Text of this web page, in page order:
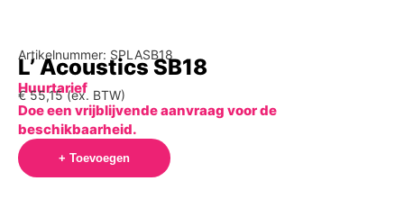
Artikelnummer: SPLASB18
L’ Acoustics SB18
Huurtarief
€55,15(ex. BTW)
Doe een vrijblijvende aanvraag voor de
beschikbaarheid.
+ Toevoegen